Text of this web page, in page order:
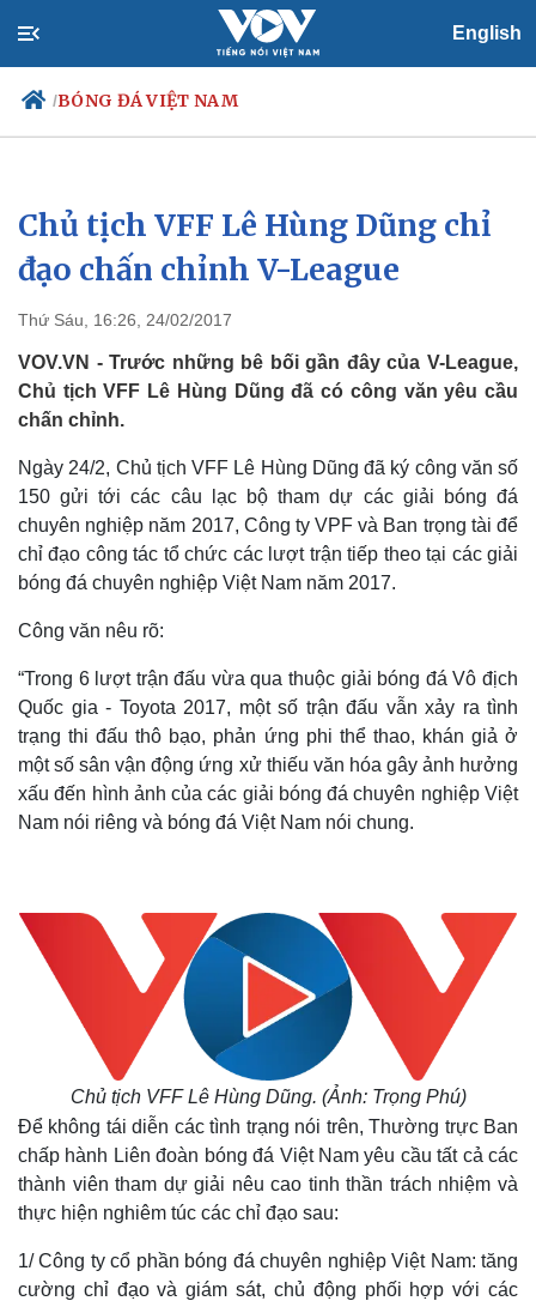
English
/BÓNG ĐÁ VIỆT NAM
Chính trị
Đảng
Tổ chức nhân sự
Nhận diện sự thật
Xã hội
Tin 24h
Dự báo thời tiết
Việc làm
Biển đảo
Chủ tịch VFF Lê Hùng Dũng chỉ
đạo chấn chỉnh V-League
Thứ Sáu, 16:26, 24/02/2017
VOV.VN - Trước những bê bối gần đây của V-League,
Chủ tịch VFF Lê Hùng Dũng đã có công văn yêu cầu
chấn chỉnh.
Ngày 24/2, Chủ tịch VFF Lê Hùng Dũng đã ký công văn số
150 gửi tới các câu lạc bộ tham dự các giải bóng đá
chuyên nghiệp năm 2017, Công ty VPF và Ban trọng tài để
chỉ đạo công tác tổ chức các lượt trận tiếp theo tại các giải
bóng đá chuyên nghiệp Việt Nam năm 2017.
Công văn nêu rõ:
“Trong 6 lượt trận đấu vừa qua thuộc giải bóng đá Vô địch
Quốc gia - Toyota 2017, một số trận đấu vẫn xảy ra tình
trạng thi đấu thô bạo, phản ứng phi thể thao, khán giả ở
một số sân vận động ứng xử thiếu văn hóa gây ảnh hưởng
xấu đến hình ảnh của các giải bóng đá chuyên nghiệp Việt
Nam nói riêng và bóng đá Việt Nam nói chung.
Chủ tịch VFF Lê Hùng Dũng. (Ảnh: Trọng Phú)
Để không tái diễn các tình trạng nói trên, Thường trực Ban
chấp hành Liên đoàn bóng đá Việt Nam yêu cầu tất cả các
thành viên tham dự giải nêu cao tinh thần trách nhiệm và
thực hiện nghiêm túc các chỉ đạo sau:
1/ Công ty cổ phần bóng đá chuyên nghiệp Việt Nam: tăng
cường chỉ đạo và giám sát, chủ động phối hợp với các